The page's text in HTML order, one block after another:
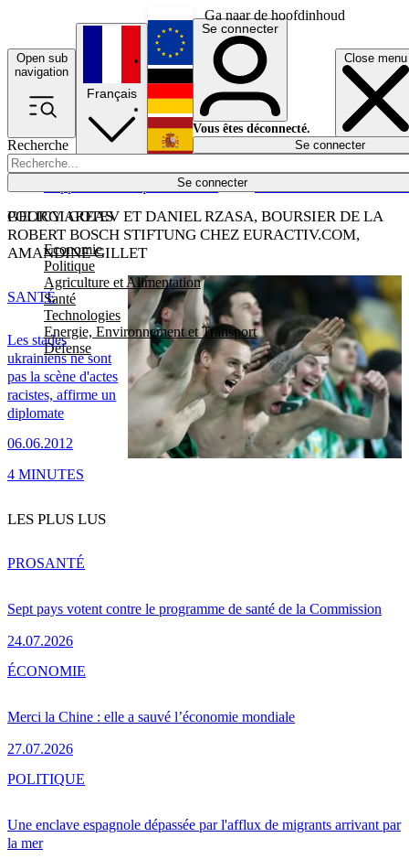
Ga naar de hoofdinhoud
Open sub
navigation
Close menu
Recherche
Se connecter
POLICY AREAS
Economie
Politique
Agriculture et Alimentation
Santé
Technologies
Energie, Environnement et Transport
Défense
Économie
Français
English
Deutsch
Español
Se connecter
Vous êtes déconnecté.
Se connecter
GEORGI GOTEV ET DANIEL RZASA, BOURSIER DE LA
ROBERT BOSCH STIFTUNG CHEZ EURACTIV.COM,
AMANDINE GILLET
Les stades
ukrainiens ne sont
pas la scène d'actes
racistes, affirme un
diplomate
06.06.2012
SANTÉ
4 MINUTES
LES PLUS LUS
Sept pays votent contre le programme de santé de la Commission
24.07.2026
PROSANTÉ
Merci la Chine : elle a sauvé l’économie mondiale
27.07.2026
ÉCONOMIE
Une enclave espagnole dépassée par l'afflux de migrants arrivant par
la mer
POLITIQUE